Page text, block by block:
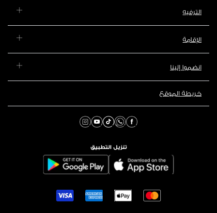
الترفيه
الإقامة
انضموا إلينا
خريطة الموقع
تنزيل التطبيق